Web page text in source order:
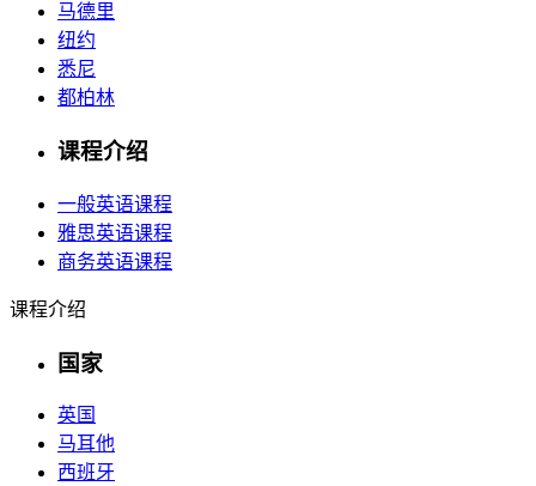
马德里
纽约
悉尼
都柏林
课程介绍
一般英语课程
雅思英语课程
商务英语课程
课程介绍
国家
英国
马耳他
西班牙